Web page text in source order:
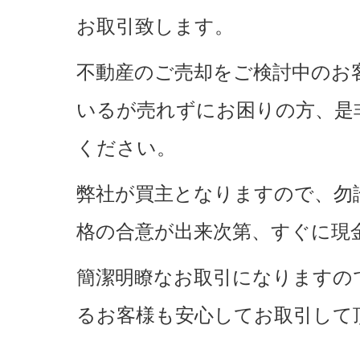
お取引致します。
不動産のご売却をご検討中の
いるが売れずにお困りの方、
ください。
弊社が買主となりますので、
格の合意が出来次第、すぐに現
簡潔明瞭なお取引になります
るお客様も安心してお取引し